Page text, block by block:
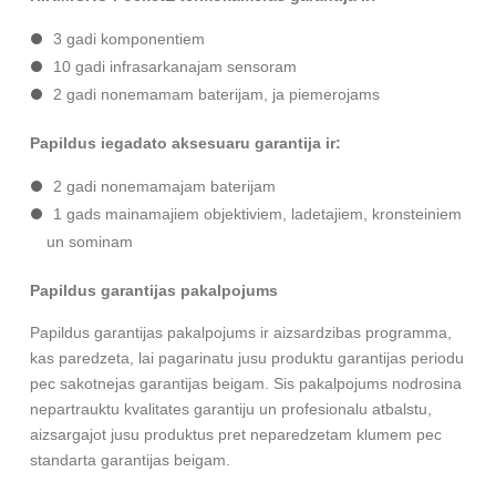
3 gadi komponentiem
10 gadi infrasarkanajam sensoram
2 gadi nonemamam baterijam, ja piemerojams
Papildus iegadato aksesuaru garantija ir:
2 gadi nonemamajam baterijam
1 gads mainamajiem objektiviem, ladetajiem, kronsteiniem
un sominam
Papildus garantijas pakalpojums
Papildus garantijas pakalpojums ir aizsardzibas programma,
kas paredzeta, lai pagarinatu jusu produktu garantijas periodu
pec sakotnejas garantijas beigam. Sis pakalpojums nodrosina
nepartrauktu kvalitates garantiju un profesionalu atbalstu,
aizsargajot jusu produktus pret neparedzetam klumem pec
standarta garantijas beigam.